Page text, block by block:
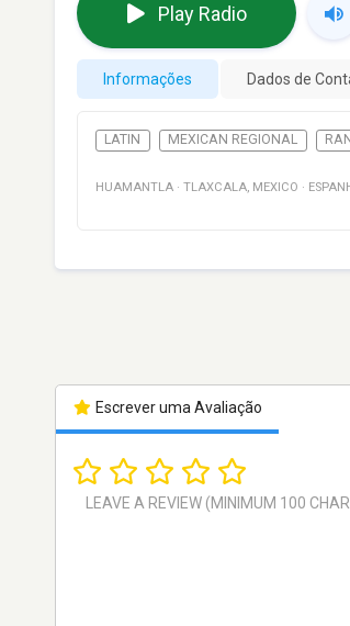
Play Radio
Informações Dados de
LATIN MEXICAN REGIONAL
HUAMANTLA · TLAXCALA, MEXICO ·
Escrever uma Avaliação